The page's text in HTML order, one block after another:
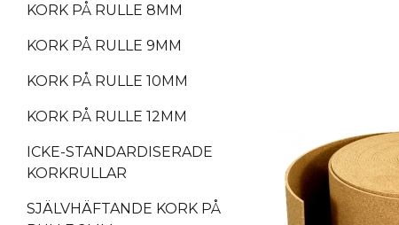
KORK PÅ RULLE 8MM
KORK PÅ RULLE 9MM
KORK PÅ RULLE 10MM
KORK PÅ RULLE 12MM
ICKE-STANDARDISERADE
KORKRULLAR
SJÄLVHÄFTANDE KORK PÅ